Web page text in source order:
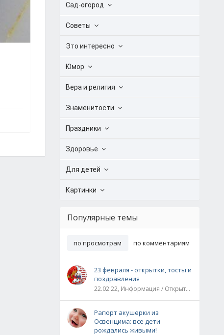
Сад-огород
Советы
Это интересно
Юмор
Вера и религия
Знаменитости
Праздники
Здоровье
Для детей
Картинки
Популярные темы
по просмотрам по комментариям
23 февраля - открытки, тосты и
поздравления
22.02.22, Информация / Открытки / Все праздники
Рапорт акушерки из
Освенцима: все дети
рождались живыми!